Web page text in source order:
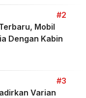
#2
Mobil
Dengan Kabin
#3
Varian